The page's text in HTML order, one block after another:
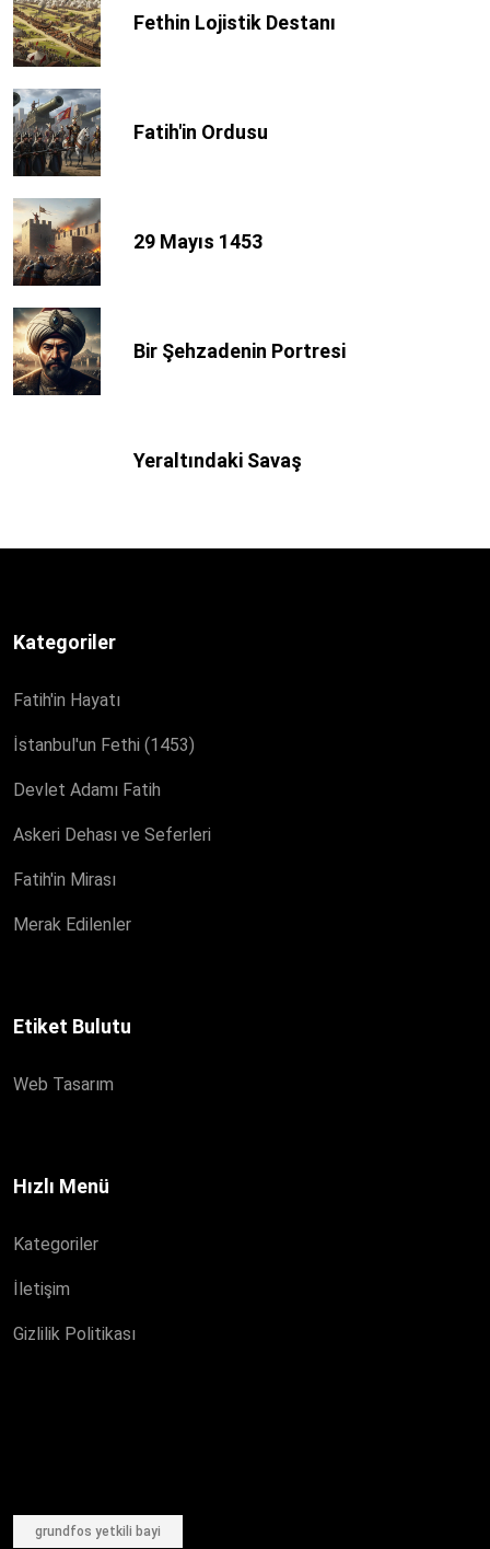
Fethin Lojistik Destanı
Fatih'in Ordusu
29 Mayıs 1453
Bir Şehzadenin Portresi
Yeraltındaki Savaş
Kategoriler
Fatih'in Hayatı
İstanbul'un Fethi (1453)
Devlet Adamı Fatih
Askeri Dehası ve Seferleri
Fatih'in Mirası
Merak Edilenler
Etiket Bulutu
Web Tasarım
Hızlı Menü
Kategoriler
İletişim
Gizlilik Politikası
grundfos yetkili bayi